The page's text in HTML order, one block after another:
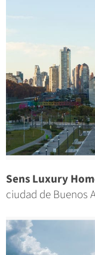
Sens Luxury
ciudad de Buenos